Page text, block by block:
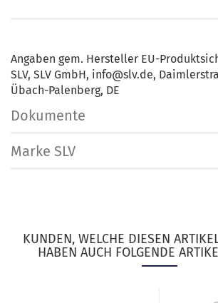
Angaben gem. Hersteller EU-
SLV, SLV GmbH, info@slv.de,
Übach-Palenberg, DE
Dokumente
Marke SLV
KUNDEN, WELCHE DIESEN
HABEN AUCH FOLGENDE